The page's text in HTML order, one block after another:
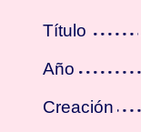
Título
Año
Creación